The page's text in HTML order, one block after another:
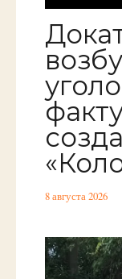
8 августа 2026